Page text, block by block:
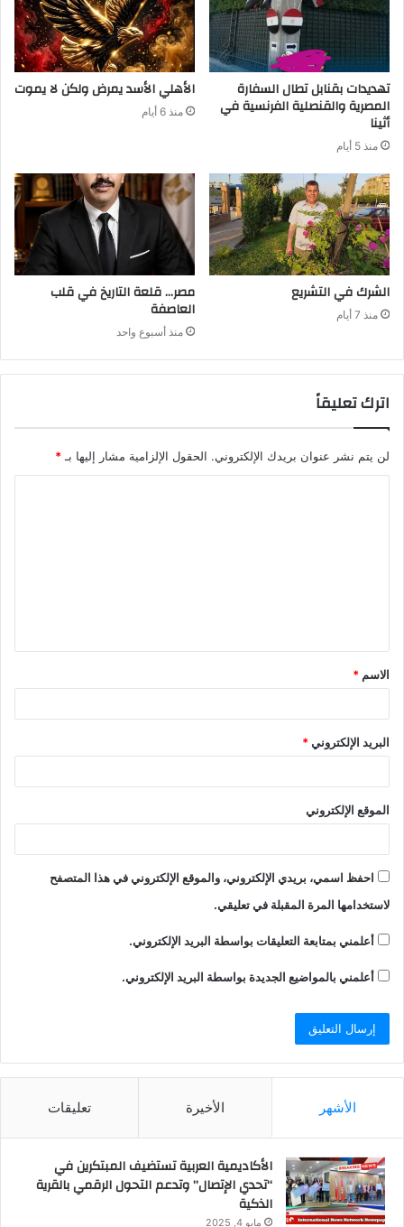
تهديدات بقنابل تطال السفارة
المصرية والقنصلية الفرنسية في
أثينا
منذ 5 أيام
الأهلي الأسد يمرض ولكن لا يموت
منذ 6 أيام
الشرك في التشريع
منذ 7 أيام
مصر… قلعة التاريخ في قلب
العاصفة
منذ أسبوع واحد
اترك تعليقاً
لن يتم نشر عنوان بريدك الإلكتروني. الحقول الإلزامية مشار إليها بـ *
الاسم *
البريد الإلكتروني*
الموقع الإلكتروني
احفظ اسمي، بريدي الإلكتروني، والموقع الإلكتروني في هذا المتصفح
لاستخدامها المرة المقبلة في تعليقي.
أعلمني بمتابعة التعليقات بواسطة البريد الإلكتروني.
أعلمني بالمواضيع الجديدة بواسطة البريد الإلكتروني.
الأشهر الأخيرة تعليقات
الأكاديمية العربية تستضيف المبتكرين في
“تحدي الإتصال” وتدعم التحول الرقمي بالقرية
الذكية
مايو 4, 2025